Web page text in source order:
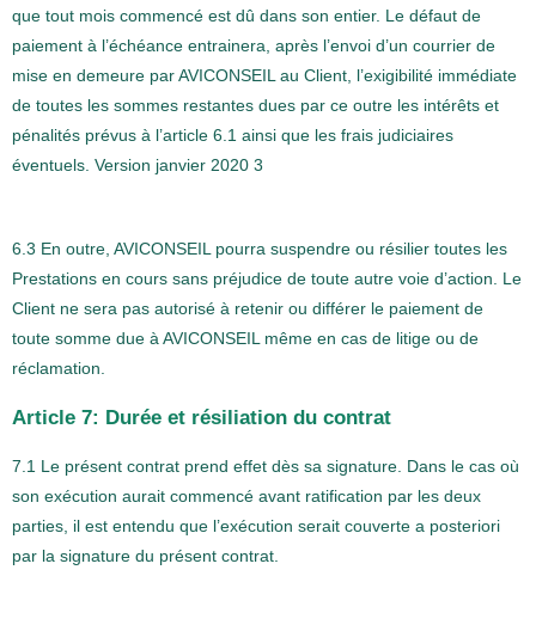
que tout mois commencé est dû dans son entier. Le défaut de
paiement à l’échéance entrainera, après l’envoi d’un courrier de
mise en demeure par AVICONSEIL au Client, l’exigibilité immédiate
de toutes les sommes restantes dues par ce outre les intérêts et
pénalités prévus à l’article 6.1 ainsi que les frais judiciaires
éventuels. Version janvier 2020 3
6.3 En outre, AVICONSEIL pourra suspendre ou résilier toutes les
Prestations en cours sans préjudice de toute autre voie d’action. Le
Client ne sera pas autorisé à retenir ou différer le paiement de
toute somme due à AVICONSEIL même en cas de litige ou de
réclamation.
Article 7: Durée et résiliation du contrat
7.1 Le présent contrat prend effet dès sa signature. Dans le cas où
son exécution aurait commencé avant ratification par les deux
parties, il est entendu que l’exécution serait couverte a posteriori
par la signature du présent contrat.